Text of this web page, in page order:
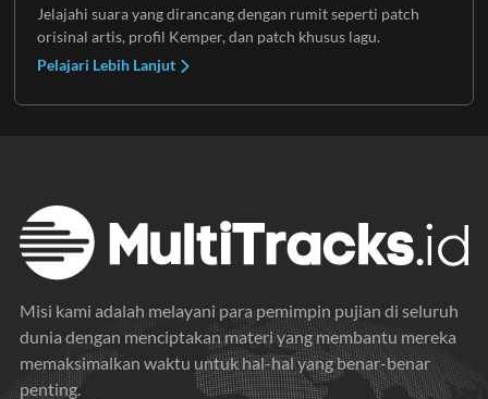
Jelajahi suara yang dirancang dengan rumit seperti patch
orisinal artis, profil Kemper, dan patch khusus lagu.
Pelajari Lebih Lanjut
Misi kami adalah melayani para pemimpin pujian di seluruh
dunia dengan menciptakan materi yang membantu mereka
memaksimalkan waktu untuk hal-hal yang benar-benar
penting.